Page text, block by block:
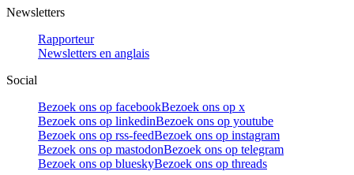
Newsletters
Rapporteur
Newsletters en anglais
Social
Bezoek ons op facebookBezoek ons op x
Bezoek ons op linkedinBezoek ons op youtube
Bezoek ons op rss-feedBezoek ons op instagram
Bezoek ons op mastodonBezoek ons op telegram
Bezoek ons op blueskyBezoek ons op threads